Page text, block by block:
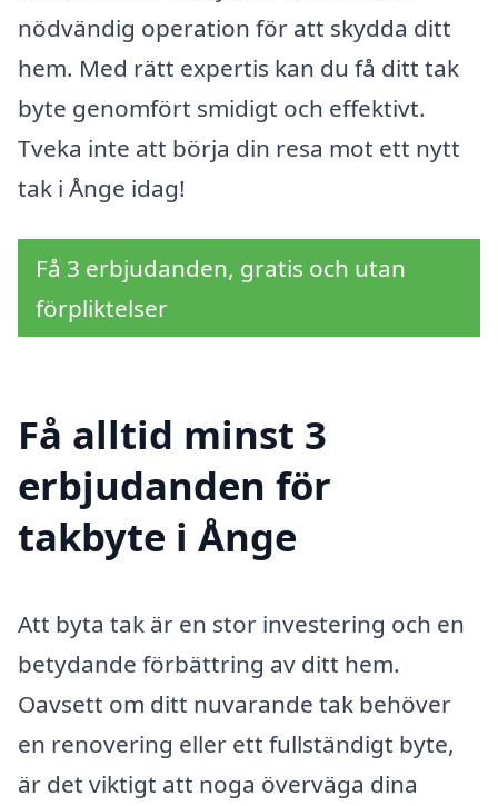
nödvändig operation för att skydda ditt
hem. Med rätt expertis kan du få ditt tak
byte genomfört smidigt och effektivt.
Tveka inte att börja din resa mot ett nytt
tak i Ånge idag!
Få 3 erbjudanden, gratis och utan
förpliktelser
Få alltid minst 3
erbjudanden för
takbyte i Ånge
Att byta tak är en stor investering och en
betydande förbättring av ditt hem.
Oavsett om ditt nuvarande tak behöver
en renovering eller ett fullständigt byte,
är det viktigt att noga överväga dina